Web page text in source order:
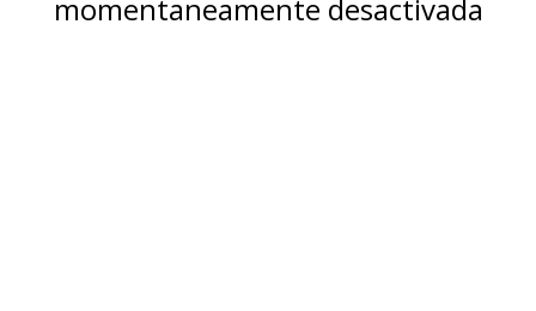
momentaneamente desactivada